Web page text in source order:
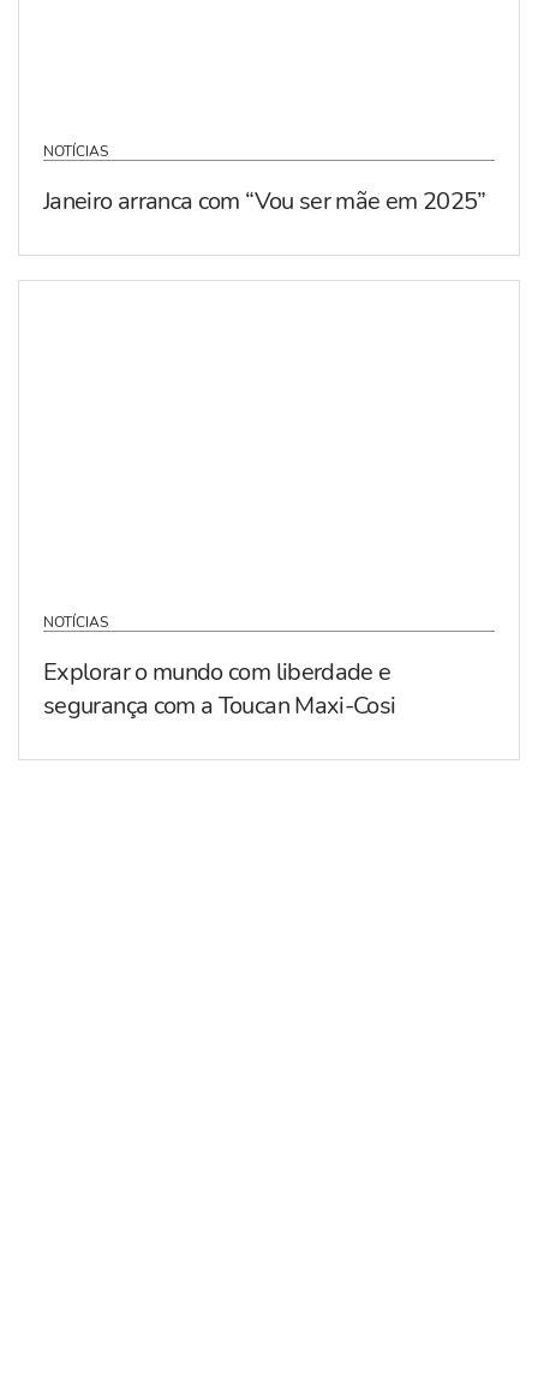
NOTÍCIAS
Janeiro arranca com “Vou ser mãe em 2025”
NOTÍCIAS
Explorar o mundo com liberdade e
segurança com a Toucan Maxi-Cosi